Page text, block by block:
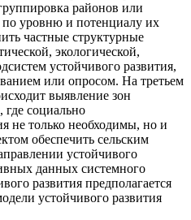
районов или
уровню и потенциалу их
частные структурные
экологической,
устойчивого развития,
или опросом. На третьем
выявление зон
где социально
не только необходимы, но и
обеспечить сельским
устойчивого
данных системного
развития предполагается
устойчивого развития